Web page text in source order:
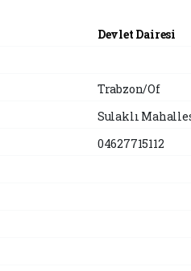
Devlet Dairesi
Trabzon/Of
Sulaklı
04627715112